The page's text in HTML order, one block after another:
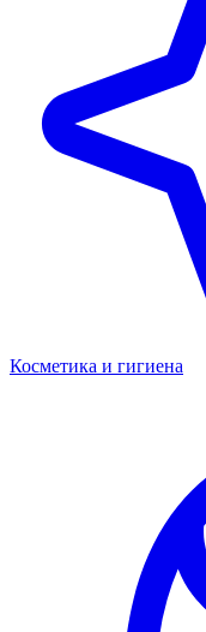
Косметика и гигиена